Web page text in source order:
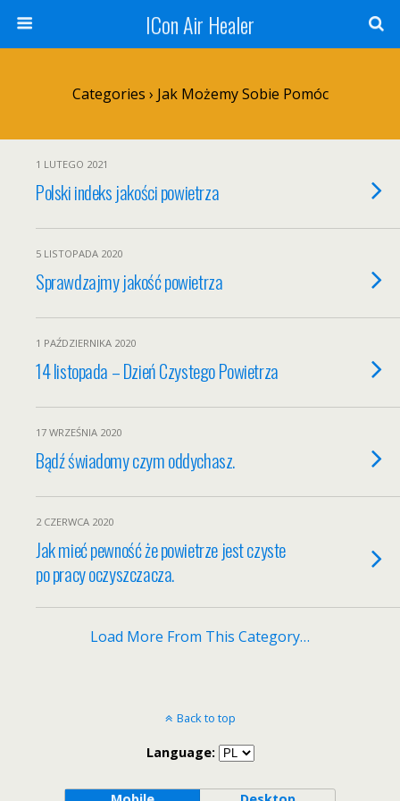
ICon Air Healer
Categories › Jak Możemy Sobie Pomóc
1 LUTEGO 2021
Polski indeks jakości powietrza
5 LISTOPADA 2020
Sprawdzajmy jakość powietrza
1 PAŹDZIERNIKA 2020
14 listopada – Dzień Czystego Powietrza
17 WRZEŚNIA 2020
Bądź świadomy czym oddychasz.
2 CZERWCA 2020
Jak mieć pewność że powietrze jest czyste
po pracy oczyszczacza.
Load More From This Category…
Back to top
Language: